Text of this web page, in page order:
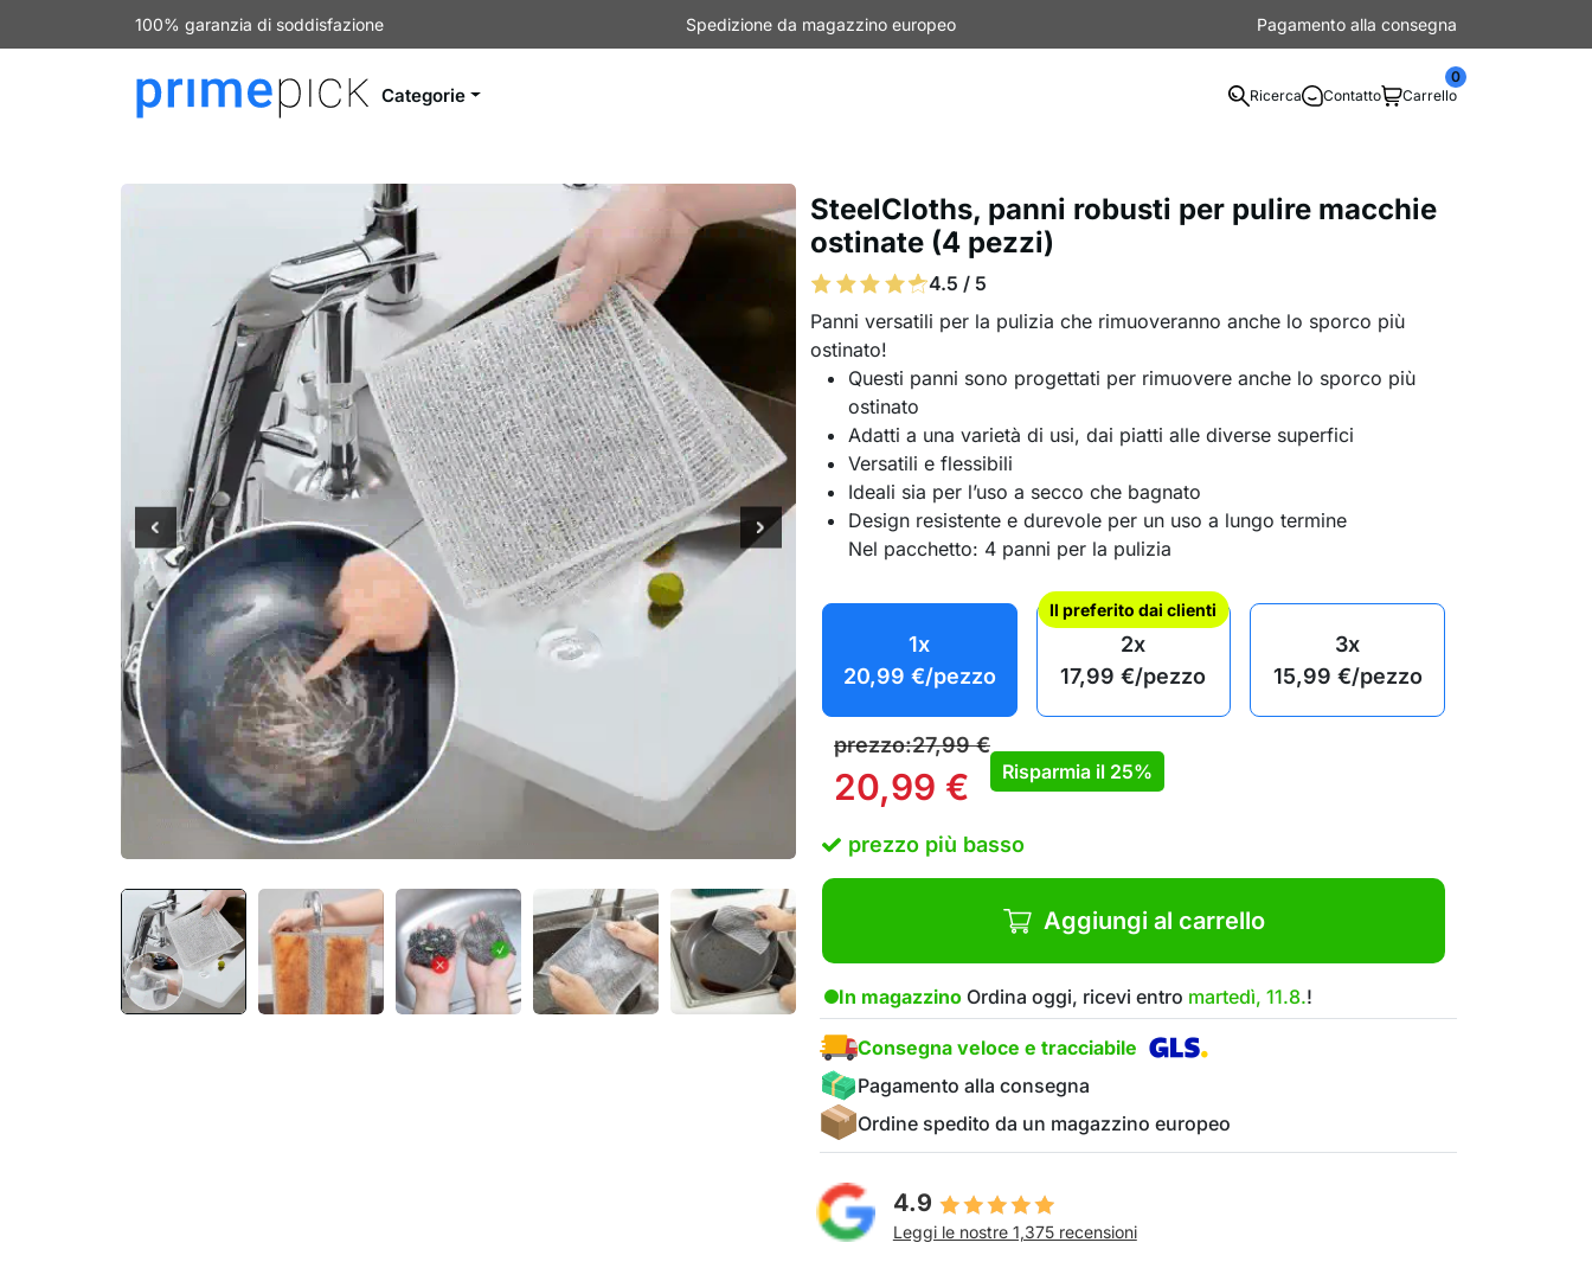
100% garanzia di soddisfazione Spedizione da magazzino europeo Pagamento alla consegna
Categorie Ricerca Contatto Carrello
0
SteelCloths, panni robusti per pulire macchie
ostinate (4 pezzi)
4.5 / 5
Panni versatili per la pulizia che rimuoveranno anche lo sporco più
ostinato!
Questi panni sono progettati per rimuovere anche lo sporco più
ostinato
Adatti a una varietà di usi, dai piatti alle diverse superfici
Versatili e flessibili
Ideali sia per l’uso a secco che bagnato
Design resistente e durevole per un uso a lungo termine
Nel pacchetto: 4 panni per la pulizia
1x
20,99 €/pezzo
Il preferito dai clienti
2x
17,99€/pezzo
3x
15,99 €/pezzo
prezzo:27,99€
20,99 € Risparmia il 25%
prezzo più basso
Aggiungi al carrello
In magazzino Ordina oggi, ricevi entro martedì, 11.8.!
Consegna veloce e tracciabile
Pagamento alla consegna
Ordine spedito da un magazzino europeo
4.9
Leggi le nostre 1,375 recensioni